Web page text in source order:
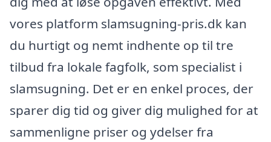
vores platform slamsugning-pris.dk kan
du hurtigt og nemt indhente op til tre
tilbud fra lokale fagfolk, som specialist i
slamsugning. Det er en enkel proces, der
sparer dig tid og giver dig mulighed for at
sammenligne priser og ydelser fra